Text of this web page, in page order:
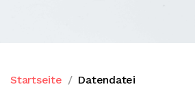
Startseite Datendatei